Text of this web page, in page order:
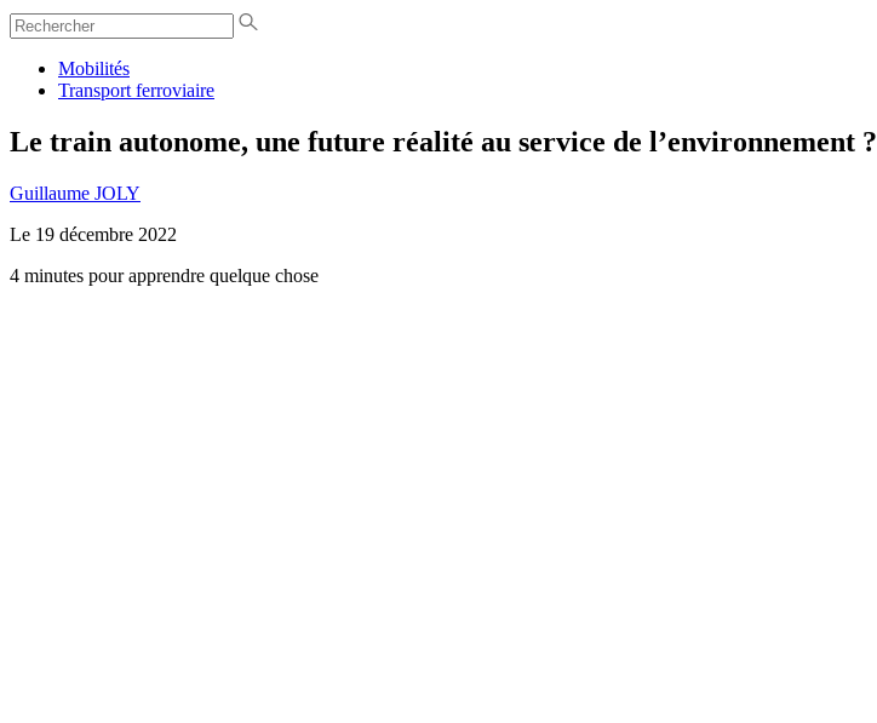
Mobilités
Transport ferroviaire
Le train autonome, une future réalité au service de l’environnement ?
Guillaume JOLY
Le 19 décembre 2022
4 minutes pour apprendre quelque chose